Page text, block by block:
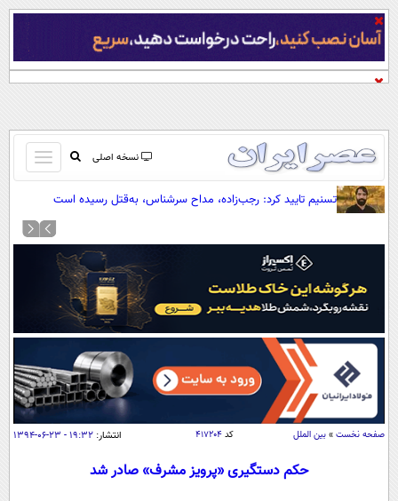
نسخه اصلی
باز
و
کردن
صفحه اول
آرشیو
نظرسنجی
آب و هوا
اوقات شرعی
سواد زندگی
اقتصاد
اقتصادی
جامعه
تسنیم تایید کرد: رجب‌زاده، مداح سرشناس، به‌قتل رسیده است
صفحه نخست » بین الملل کد ۴۱۷۲۰۴ انتشار: ۱۹:۳۲ - ۲۳-۰۶-۱۳۹۴
حکم دستگیری «پرویز مشرف» صادر شد